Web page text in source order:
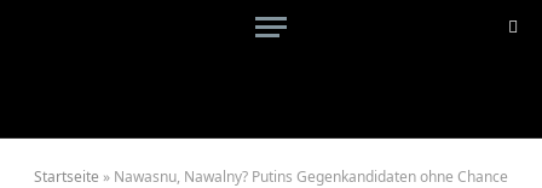
Startseite » Nawasnu, Nawalny? Putins Gegenkandidaten ohne Chance